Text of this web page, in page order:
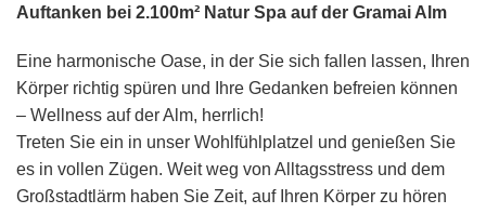
Auftanken bei 2.100m² Natur Spa auf der Gramai Alm
Eine harmonische Oase, in der Sie sich fallen lassen, Ihren
Körper richtig spüren und Ihre Gedanken befreien können
– Wellness auf der Alm, herrlich!
Treten Sie ein in unser Wohlfühlplatzel und genießen Sie
es in vollen Zügen. Weit weg von Alltagsstress und dem
Großstadtlärm haben Sie Zeit, auf Ihren Körper zu hören